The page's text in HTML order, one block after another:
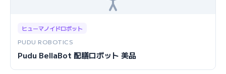
ヒューマノイドロボット
PUDU ROBOTICS
Pudu BellaBot 配膳ロボット 美品